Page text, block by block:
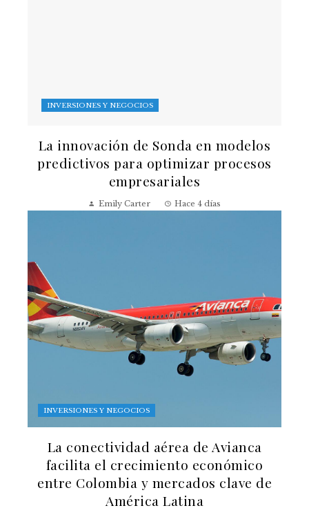
INVERSIONES Y NEGOCIOS
La innovación de Sonda en modelos
predictivos para optimizar procesos
empresariales
Emily Carter Hace 4 días
INVERSIONES Y NEGOCIOS
La conectividad aérea de Avianca
facilita el crecimiento económico
entre Colombia y mercados clave de
América Latina